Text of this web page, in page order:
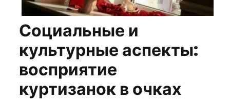
Социальные и
культурные аспекты:
восприятие
куртизанок в очках